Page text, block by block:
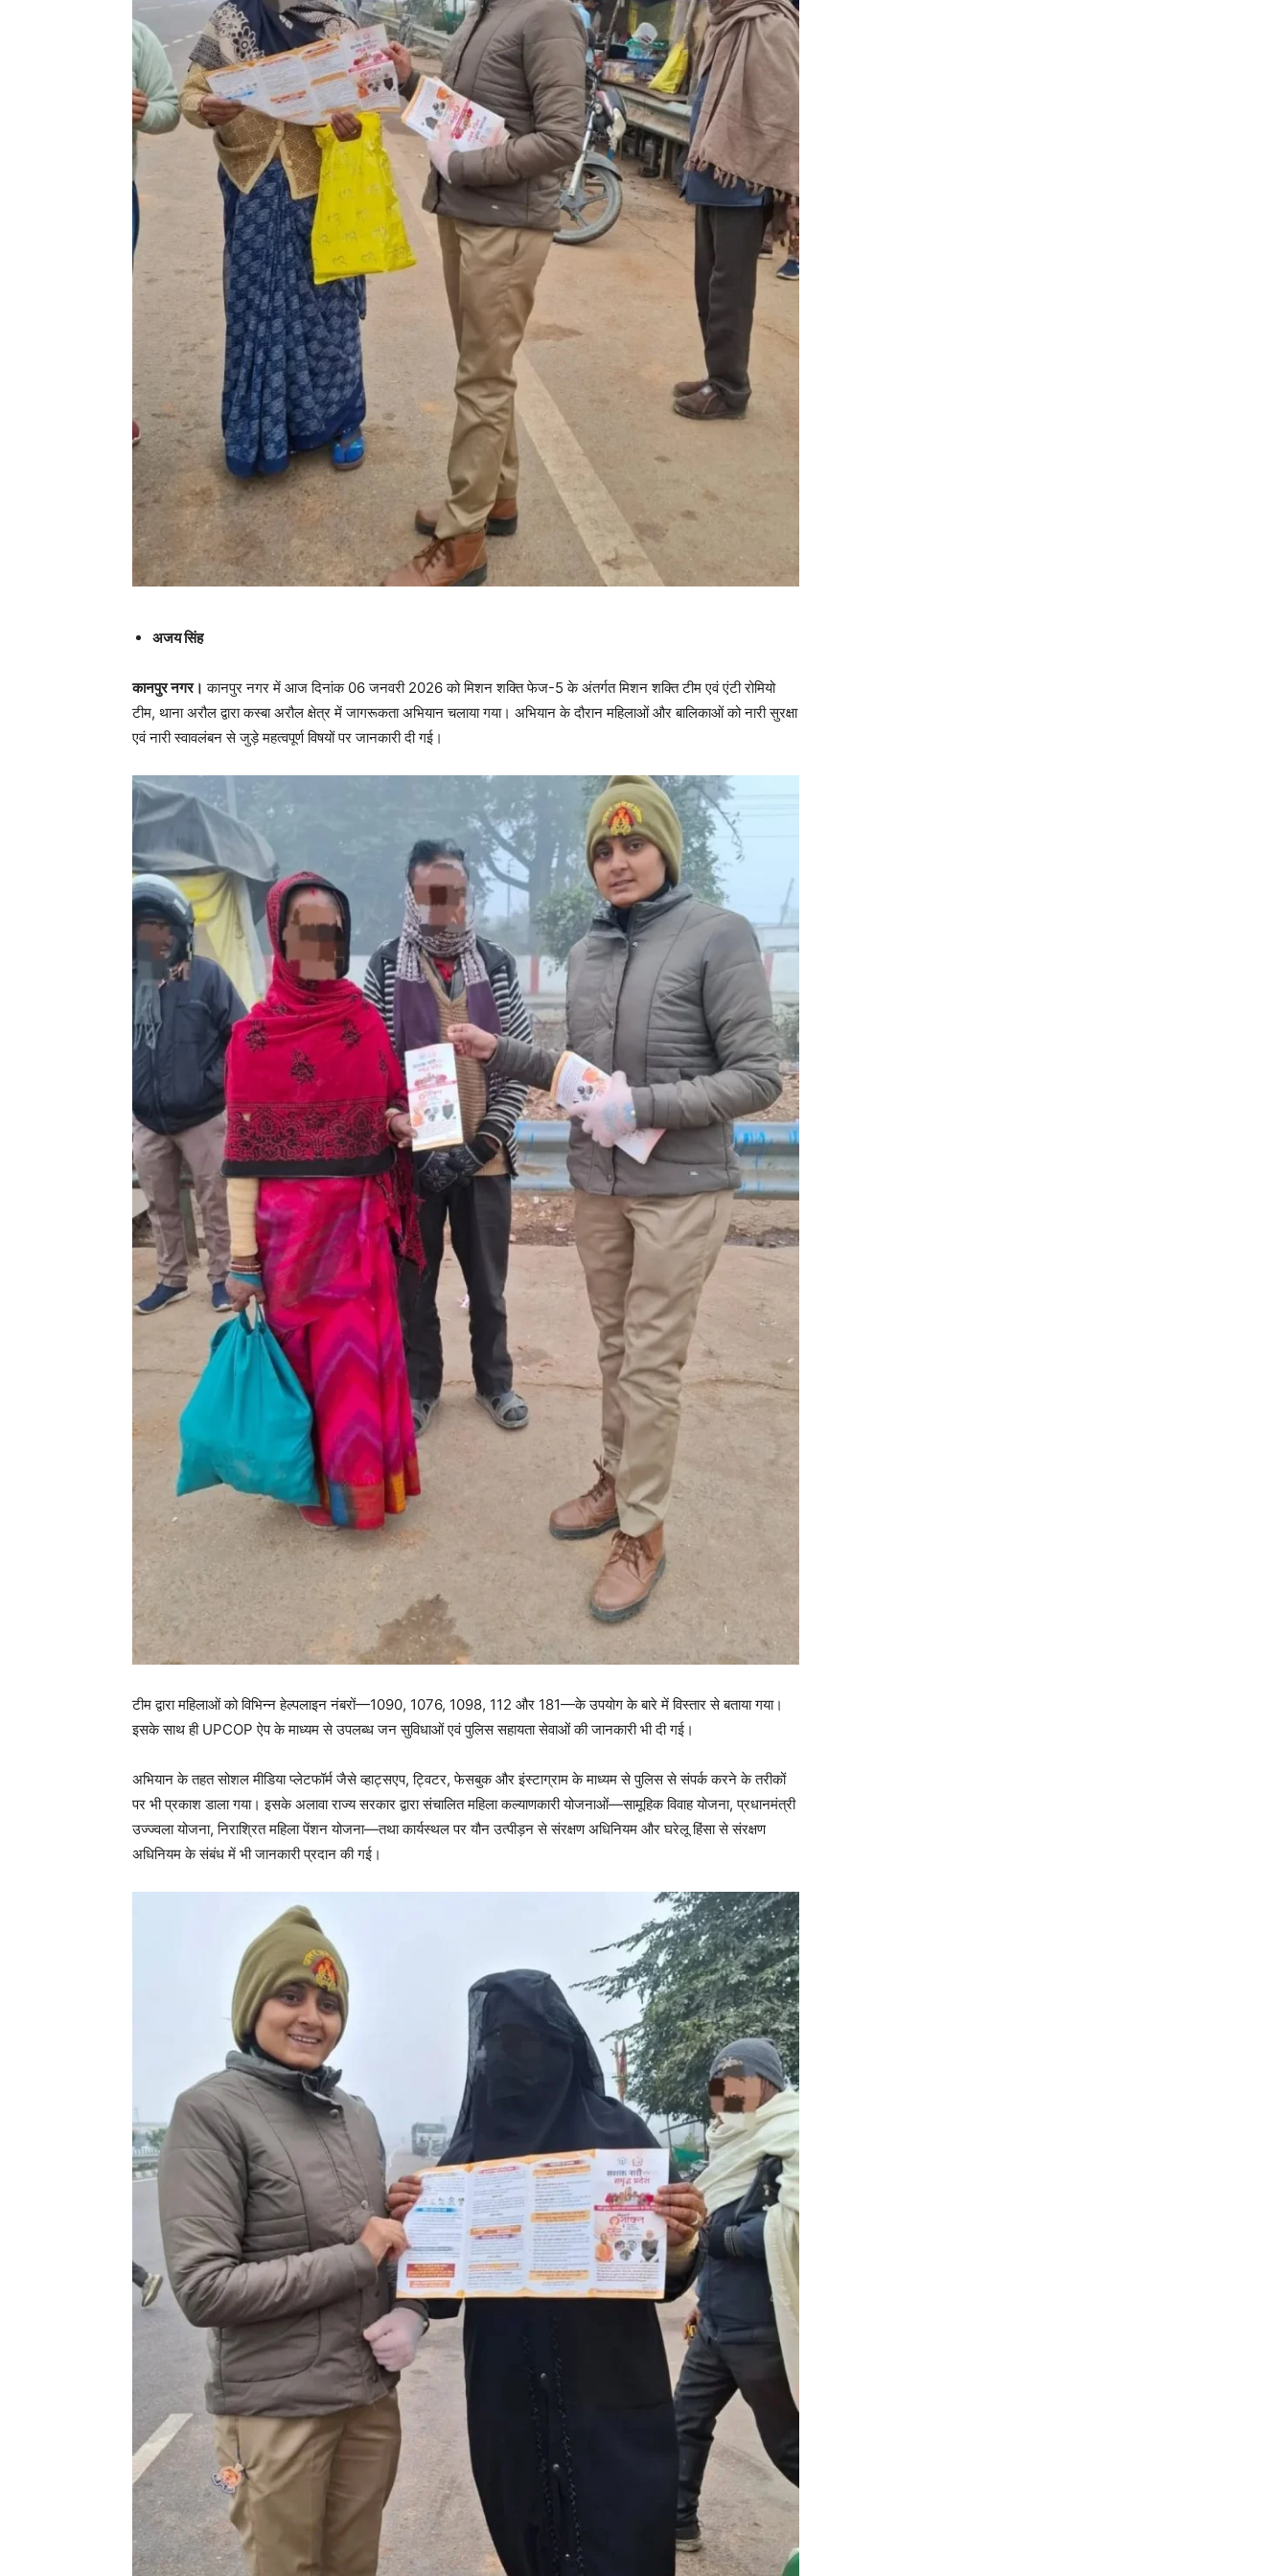
अजय सिंह
कानपुर नगर। कानपुर नगर में आज दिनांक 06 जनवरी 2026 को मिशन शक्ति फेज-5 के अंतर्गत मिशन शक्ति टीम एवं एंटी रोमियो
टीम, थाना अरौल द्वारा कस्बा अरौल क्षेत्र में जागरूकता अभियान चलाया गया। अभियान के दौरान महिलाओं और बालिकाओं को नारी सुरक्षा
एवं नारी स्वावलंबन से जुड़े महत्वपूर्ण विषयों पर जानकारी दी गई।
टीम द्वारा महिलाओं को विभिन्न हेल्पलाइन नंबरों—1090, 1076, 1098, 112 और 181—के उपयोग के बारे में विस्तार से बताया गया।
इसके साथ ही UPCOP ऐप के माध्यम से उपलब्ध जन सुविधाओं एवं पुलिस सहायता सेवाओं की जानकारी भी दी गई।
अभियान के तहत सोशल मीडिया प्लेटफॉर्म जैसे व्हाट्सएप, ट्विटर, फेसबुक और इंस्टाग्राम के माध्यम से पुलिस से संपर्क करने के तरीकों
पर भी प्रकाश डाला गया। इसके अलावा राज्य सरकार द्वारा संचालित महिला कल्याणकारी योजनाओं—सामूहिक विवाह योजना, प्रधानमंत्री
उज्ज्वला योजना, निराश्रित महिला पेंशन योजना—तथा कार्यस्थल पर यौन उत्पीड़न से संरक्षण अधिनियम और घरेलू हिंसा से संरक्षण
अधिनियम के संबंध में भी जानकारी प्रदान की गई।